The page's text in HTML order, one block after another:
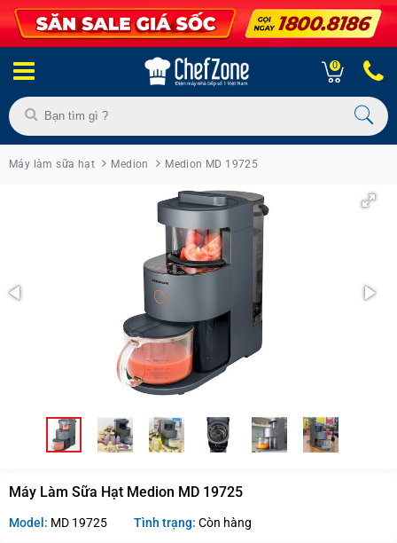
0
Máy làm sữa hạt Medion Medion MD 19725
Máy Làm Sữa Hạt Medion MD 19725
Model: MD 19725 Tình trạng: Còn hàng